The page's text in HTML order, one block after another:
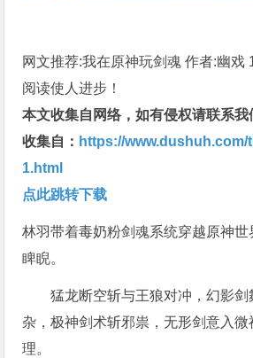
网文推荐:我在原神玩剑魂 作者:幽戏
阅读使人进步！
本文收集自网络，如有侵权请联系我
收集自： https://www.dushuh.com/
1.html
点此跳转下载
林羽带着毒奶粉剑魂系统穿越原神世
睥睨。
猛龙断空斩与王狼对冲，幻影
杂，极神剑术斩邪祟，无形剑意入微
理。